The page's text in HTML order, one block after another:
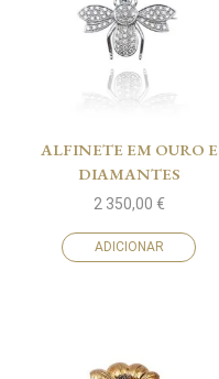
ALFINETE EM OURO E
DIAMANTES
2 350,00 €
ADICIONAR